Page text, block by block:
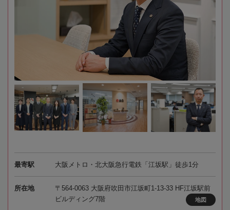
最寄駅 大阪メトロ・北大阪急行電鉄「江坂駅」徒歩1分
所在地
〒564-0063 大阪府吹田市江坂町1-13-33 HF江坂駅前
ビルディング7階
地図